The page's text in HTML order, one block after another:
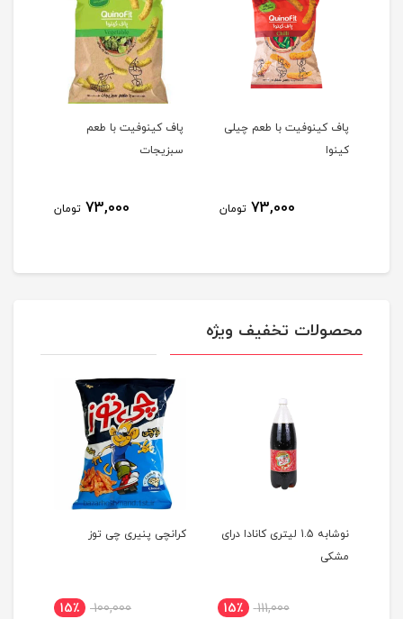
پاف کینوفیت با طعم چیلی
کینوا
73,000 تومان
پاف کینوفیت با طعم
سبزیجات
73,000 تومان
محصولات تخفیف ویژه
نوشابه 1.5 لیتری کانادا درای
مشکی
111,000 15٪
کرانچی پنیری چی توز
100,000 15٪